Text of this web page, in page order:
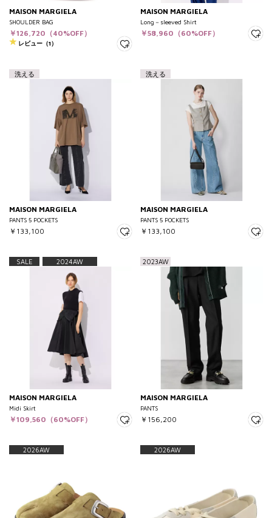
MAISON MARGIELA
SHOULDER BAG
￥126,720（40%OFF）
レビュー（1）
MAISON MARGIELA
Long－sleeved Shirt
￥58,960（60%OFF）
洗える
MAISON MARGIELA
PANTS 5 POCKETS
￥133,100
洗える
MAISON MARGIELA
PANTS 5 POCKETS
￥133,100
SALE 2024AW
MAISON MARGIELA
Midi Skirt
￥109,560（60%OFF）
2023AW
MAISON MARGIELA
PANTS
￥156,200
2026AW 2026AW